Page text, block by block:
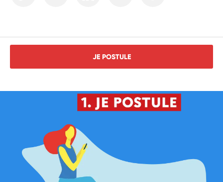
JE POSTULE